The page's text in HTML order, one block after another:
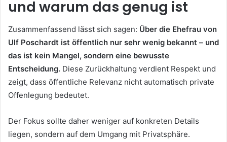
und warum das genug ist
Zusammenfassend lässt sich sagen: Über die Ehefrau von
Ulf Poschardt ist öffentlich nur sehr wenig bekannt – und
das ist kein Mangel, sondern eine bewusste
Entscheidung. Diese Zurückhaltung verdient Respekt und
zeigt, dass öffentliche Relevanz nicht automatisch private
Offenlegung bedeutet.
Der Fokus sollte daher weniger auf konkreten Details
liegen, sondern auf dem Umgang mit Privatsphäre.